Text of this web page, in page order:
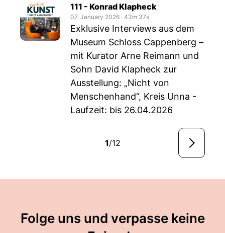
111 - Konrad Klapheck
07. January 2026 ‧ 43m 37s
Exklusive Interviews aus dem
Museum Schloss Cappenberg –
mit Kurator Arne Reimann und
Sohn David Klapheck zur
Ausstellung: „Nicht von
Menschenhand“, Kreis Unna -
Laufzeit: bis 26.04.2026
1/12
Folge uns und verpasse keine